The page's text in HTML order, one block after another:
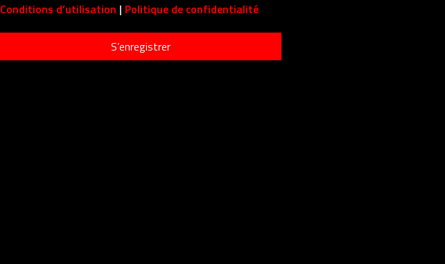
Conditions d’utilisation | Politique de confidentialité
S’enregistrer